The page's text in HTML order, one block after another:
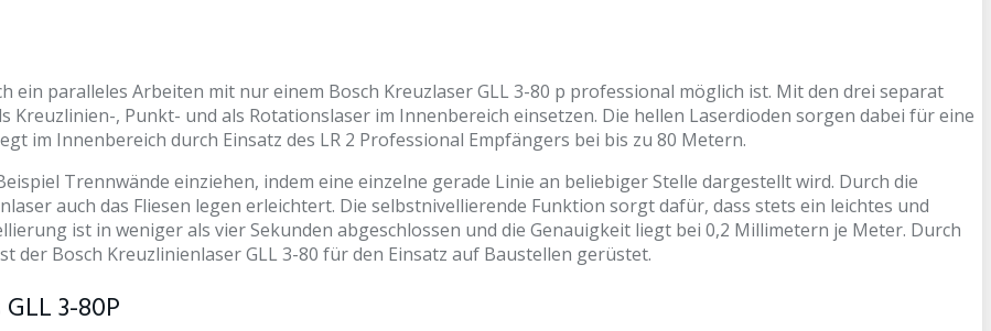
ein paralleles Arbeiten mit nur einem Bosch Kreuzlaser GLL 3-80 p professional möglich ist. Mit den drei separat
Kreuzlinien-, Punkt- und als Rotationslaser im Innenbereich einsetzen. Die hellen Laserdioden sorgen dabei für eine
im Innenbereich durch Einsatz des LR 2 Professional Empfängers bei bis zu 80 Metern.
Trennwände einziehen, indem eine einzelne gerade Linie an beliebiger Stelle dargestellt wird. Durch die
auch das Fliesen legen erleichtert. Die selbstnivellierende Funktion sorgt dafür, dass stets ein leichtes und
ist in weniger als vier Sekunden abgeschlossen und die Genauigkeit liegt bei 0,2 Millimetern je Meter. Durch
der Bosch Kreuzlinienlaser GLL 3-80 für den Einsatz auf Baustellen gerüstet.
3-80P